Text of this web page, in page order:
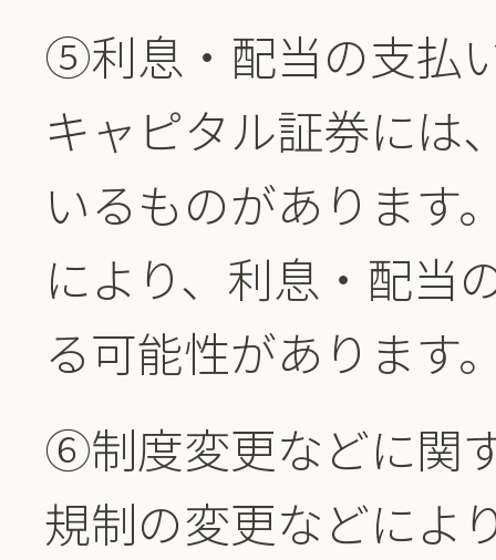
⑤利息・配当の支払
キャピタル証券には
いるものがあります
により、利息・配当
る可能性があります
⑥制度変更などに関
規制の変更などによ